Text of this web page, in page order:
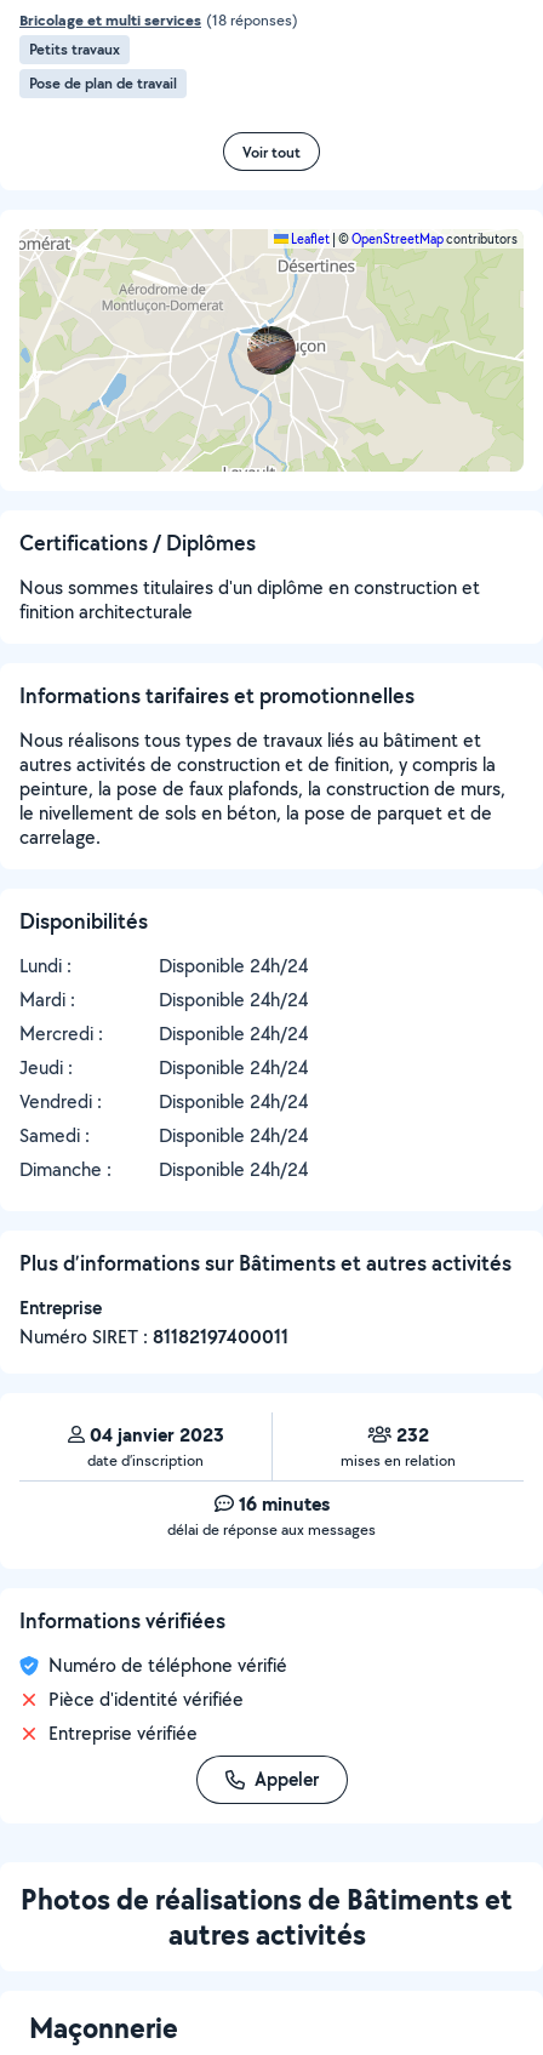
Bricolage et multi services (18 réponses)
Petits travaux
Pose de plan de travail
Voir tout
Leaflet ©OpenStreetMapcontributors
Certifications / Diplômes
Nous sommes titulaires d'un diplôme en construction et
finition architecturale
Informations tarifaires et promotionnelles
Nous réalisons tous types de travaux liés au bâtiment et
autres activités de construction et de finition, y compris la
peinture, la pose de faux plafonds, la construction de murs,
le nivellement de sols en béton, la pose de parquet et de
carrelage.
Disponibilités
Lundi :
Disponible 24h/24
Mardi :
Disponible 24h/24
Mercredi :
Disponible 24h/24
Jeudi :
Disponible 24h/24
Vendredi :
Disponible 24h/24
Samedi :
Disponible 24h/24
Dimanche :
Disponible 24h/24
Plus d’informations sur Bâtiments et autres activités
Entreprise
Numéro SIRET : ‍81182197400011
04 janvier 2023
date d’inscription
232
mises en relation
16 minutes
délai de réponse aux messages
Informations vérifiées
Numéro de téléphone vérifié
Pièce d'identité vérifiée
Entreprise vérifiée
Appeler
Photos de réalisations de Bâtiments et
autres activités
Maçonnerie